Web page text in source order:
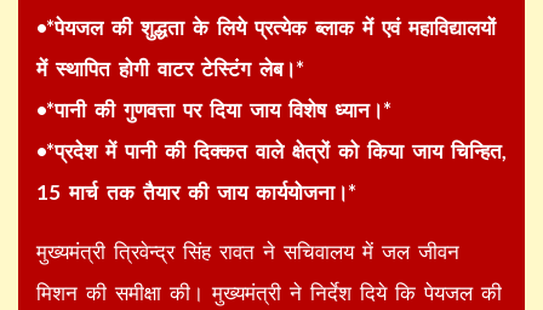
•*पेयजल की शुद्धता के लिये प्रत्येक ब्लाक में एवं महाविद्यालयों
में स्थापित होगी वाटर टेस्टिंग लेब।*
•*पानी की गुणवत्ता पर दिया जाय विशेष ध्यान।*
•*प्रदेश में पानी की दिक्कत वाले क्षेत्रों को किया जाय चिन्हित,
15 मार्च तक तैयार की जाय कार्ययोजना।*
मुख्यमंत्री त्रिवेन्द्र सिंह रावत ने सचिवालय में जल जीवन
मिशन की समीक्षा की। मुख्यमंत्री ने निर्देश दिये कि पेयजल की